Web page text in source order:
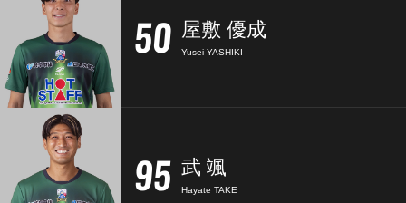
50 屋敷 優成
Yusei YASHIKI
95 武 颯
Hayate TAKE